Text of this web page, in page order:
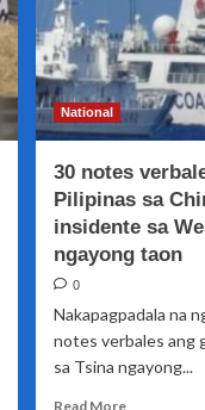
sa
Senado
National
30 notes
Pilipinas sa
insidente sa
ngayong taon
0
Nakapagpadala na
notes verbales ang
sa Tsina ngayong...
Read MoreRead